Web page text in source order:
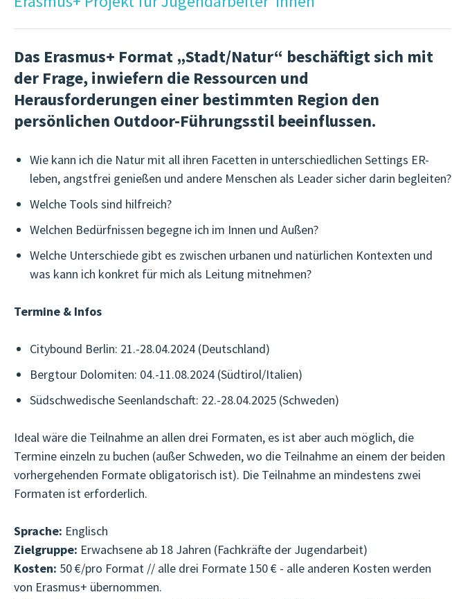
Das Erasmus+ Format „Stadt/Natur“ beschäftigt sich mit
der Frage, inwiefern die Ressourcen und
Herausforderungen einer bestimmten Region den
persönlichen Outdoor-Führungsstil beeinflussen.
Wie kann ich die Natur mit all ihren Facetten in unterschiedlichen Settings ER-
leben, angstfrei genießen und andere Menschen als Leader sicher darin begleiten?
Welche Tools sind hilfreich?
Welchen Bedürfnissen begegne ich im Innen und Außen?
Welche Unterschiede gibt es zwischen urbanen und natürlichen Kontexten und
was kann ich konkret für mich als Leitung mitnehmen?
Termine & Infos
Citybound Berlin: 21.-28.04.2024 (Deutschland)
Bergtour Dolomiten: 04.-11.08.2024 (Südtirol/Italien)
Südschwedische Seenlandschaft: 22.-28.04.2025 (Schweden)
Ideal wäre die Teilnahme an allen drei Formaten, es ist aber auch möglich, die
Termine einzeln zu buchen (außer Schweden, wo die Teilnahme an einem der beiden
vorhergehenden Formate obligatorisch ist). Die Teilnahme an mindestens zwei
Formaten ist erforderlich.
Sprache: Englisch
Zielgruppe: Erwachsene ab 18 Jahren (Fachkräfte der Jugendarbeit)
Kosten: 50 €/pro Format // alle drei Formate 150 € - alle anderen Kosten werden
von Erasmus+ übernommen.